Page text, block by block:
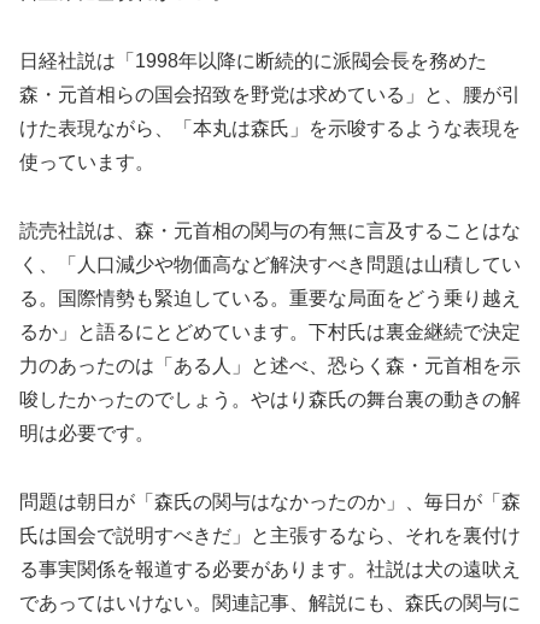
日経社説は「1998年以降に断続的に派閥会長を務めた
森・元首相らの国会招致を野党は求めている」と、腰が引
けた表現ながら、「本丸は森氏」を示唆するような表現を
使っています。
読売社説は、森・元首相の関与の有無に言及することはな
く、「人口減少や物価高など解決すべき問題は山積してい
る。国際情勢も緊迫している。重要な局面をどう乗り越え
るか」と語るにとどめています。下村氏は裏金継続で決定
力のあったのは「ある人」と述べ、恐らく森・元首相を示
唆したかったのでしょう。やはり森氏の舞台裏の動きの解
明は必要です。
問題は朝日が「森氏の関与はなかったのか」、毎日が「森
氏は国会で説明すべきだ」と主張するなら、それを裏付け
る事実関係を報道する必要があります。社説は犬の遠吠え
であってはいけない。関連記事、解説にも、森氏の関与に